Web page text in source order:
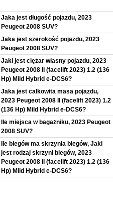
Jaka jest długość pojazdu, 2023
Peugeot 2008 SUV?
Jaka jest szerokość pojazdu, 2023
Peugeot 2008 SUV?
Jaki jest ciężar własny pojazdu, 2023
Peugeot 2008 II (facelift 2023) 1.2 (136
Hp) Mild Hybrid e-DCS6?
Jaka jest całkowita masa pojazdu,
2023 Peugeot 2008 II (facelift 2023) 1.2
(136 Hp) Mild Hybrid e-DCS6?
Ile miejsca w bagażniku, 2023 Peugeot
2008 SUV?
Ile biegów ma skrzynia biegów, Jaki
jest rodzaj skrzyni biegów, 2023
Peugeot 2008 II (facelift 2023) 1.2 (136
Hp) Mild Hybrid e-DCS6?